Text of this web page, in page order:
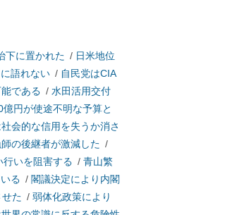
下に置かれた / 日米地位
語れない/ 自民党はCIA
である / 水田活用交付
円が使途不明な予算と
会的な信用を失うか消さ
の後継者が激減した /
行いを阻害する / 青山繁
る / 閣議決定により内閣
た / 弱体化政策により